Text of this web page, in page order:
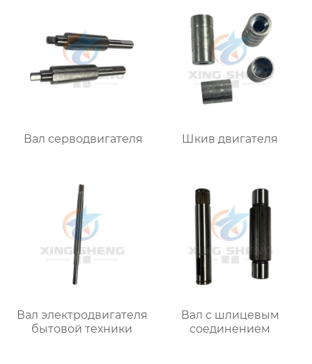
Вал серводвигателя Шкив двигателя
Вал электродвигателя
бытовой техники
Вал с шлицевым
соединением